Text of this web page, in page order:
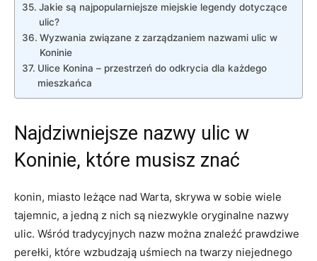
Jakie są najpopularniejsze miejskie legendy dotyczące
ulic?
Wyzwania związane z zarządzaniem nazwami ulic w
Koninie
Ulice ​Konina – przestrzeń do odkrycia dla każdego
mieszkańca
Najdziwniejsze nazwy ulic w​
Koninie, które musisz znać
konin, miasto⁢ leżące nad Warta, skrywa‌ w sobie wiele
tajemnic, a jedną ⁢z nich są niezwykle oryginalne nazwy
ulic. Wśród tradycyjnych ‌nazw można znaleźć⁤ prawdziwe
perełki, które wzbudzają uśmiech na ⁢twarzy niejednego